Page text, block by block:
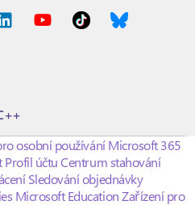
osobní používání Microsoft 365
Profil účtu Centrum stahování
Sledování objednávky
Microsoft EducationZařízení pro